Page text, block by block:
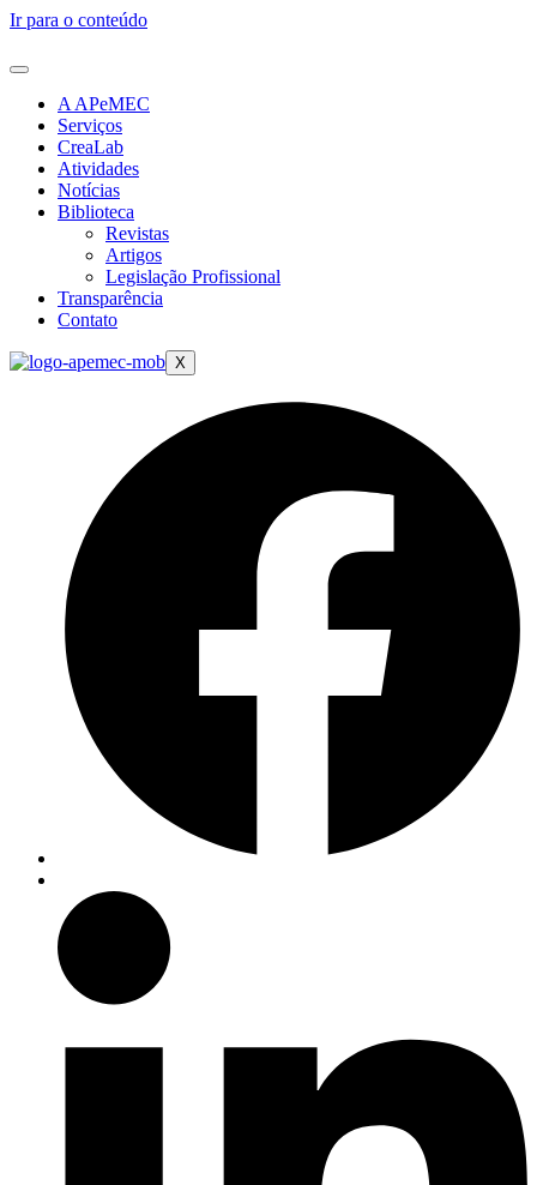
Ir para o conteúdo
A APeMEC
Serviços
CreaLab
Atividades
Notícias
Biblioteca
Revistas
Artigos
Legislação Profissional
Transparência
Contato
X